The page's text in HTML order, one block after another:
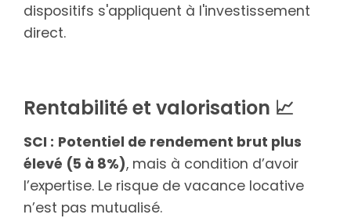
dispositifs s'appliquent à l'investissement
direct.
Rentabilité et valorisation 📈
SCI : Potentiel de rendement brut plus
élevé (5 à 8%), mais à condition d’avoir
l’expertise. Le risque de vacance locative
n’est pas mutualisé.